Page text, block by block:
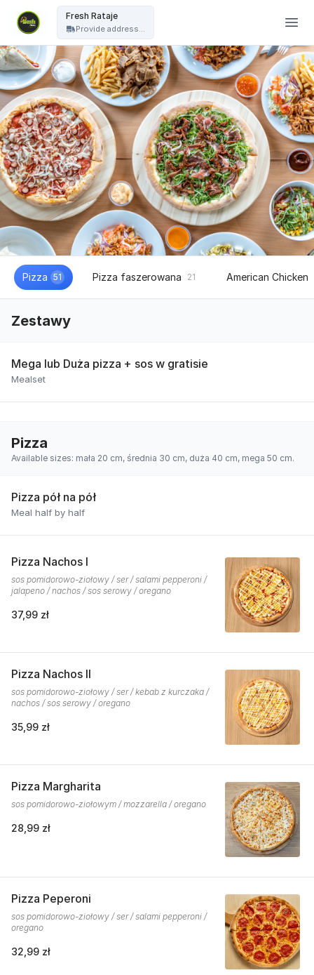
Fresh Rataje
Provide address...
Pizza 51 Pizza faszerowana 21 American Chicken
Zestawy
Mega lub Duża pizza + sos w gratisie
Mealset
Pizza
Available sizes: mała 20 cm, średnia 30 cm, duża 40 cm, mega 50 cm.
Pizza pół na pół
Meal half by half
Pizza Nachos I
sos pomidorowo-ziołowy / ser / salami pepperoni /
jalapeno / nachos / sos serowy / oregano
37,99 zł
Pizza Nachos II
sos pomidorowo-ziołowy / ser / kebab z kurczaka /
nachos / sos serowy / oregano
35,99 zł
Pizza Margharita
sos pomidorowo-ziołowym / mozzarella / oregano
28,99 zł
Pizza Peperoni
sos pomidorowo-ziołowy / ser / salami pepperoni /
oregano
32,99 zł